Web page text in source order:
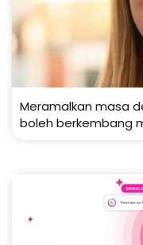
Meramalkan masa
boleh berkembang